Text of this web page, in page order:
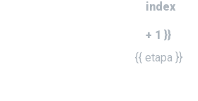
index
+ 1 }}
{{ etapa }}